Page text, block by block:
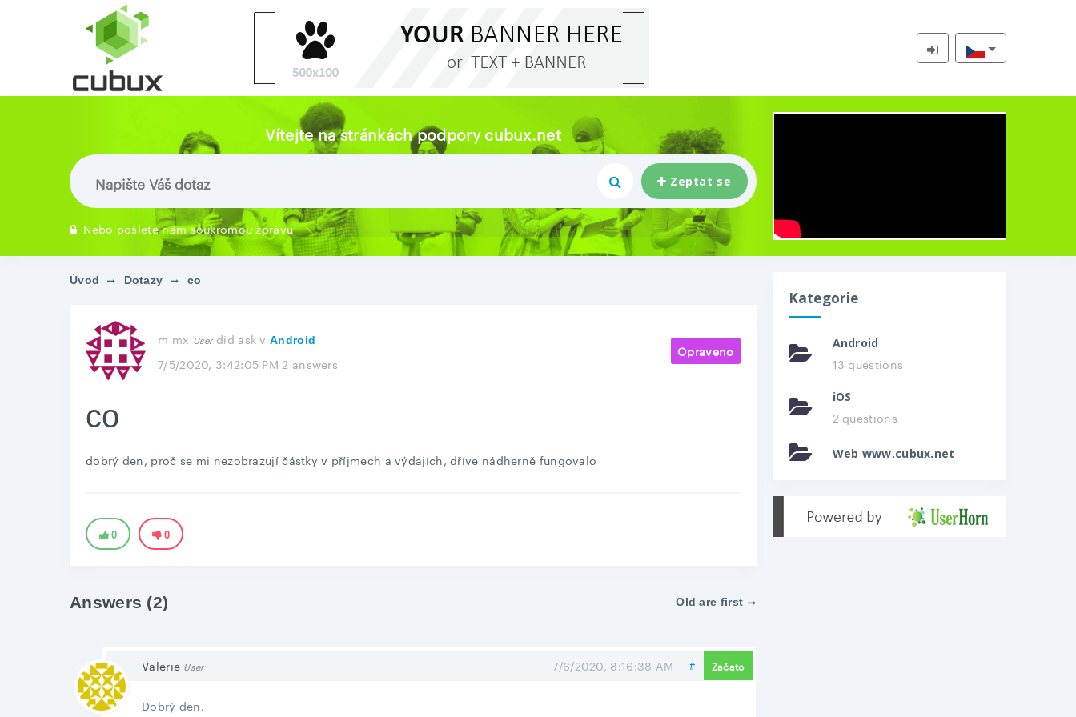
Vítejte na stránkách podpory cubux.net
Zeptat se
Nebo pošlete nám soukromou zprávu
Úvod Dotazy co
m mx User did ask v Android
7/5/2020, 3:42:05 PM 2 answers
Opraveno
co
dobrý den, proč se mi nezobrazují částky v příjmech a výdajích, dříve nádherně fungovalo
0 0
Answers (2) Old are first
Valerie User Začato
#Share link
7/6/2020, 8:16:38 AM
Dobrý den.
Kategorie
Android
13 questions
iOS
2 questions
Web www.cubux.net